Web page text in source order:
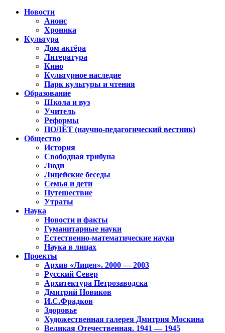
Новости
Анонс
Хроника
Культура
Дом актёра
Литература
Кино
Культурное наследие
Парк культуры и чтения
Образование
Школа и вуз
Учитель
Реформы
ПОЛЁТ (научно-педагогический вестник)
Общество
История
Свободная трибуна
Люди
Лицейские беседы
Семья и дети
Путешествие
Утраты
Наука
Новости и факты
Гуманитарные науки
Естественно-математические науки
Наука в лицах
Проекты
Архив «Лицея». 2000 — 2003
Русский Север
Архитектура Петрозаводска
Дмитрий Новиков
И.С.Фрадков
Здоровье
Художественная галерея Дмитрия Москина
Великая Отечественная. 1941 — 1945